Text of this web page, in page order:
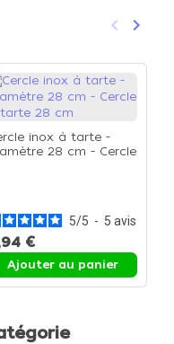
Précédent
keyboard_arrow_left keyboard_arrow_right
inox à tarte -
28 cm - Cercle
5/5 - 5 avis
€
Ajouter au panier